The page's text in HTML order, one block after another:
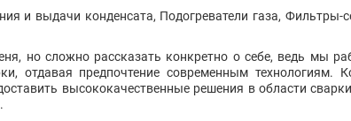
и выдачи конденсата, Подогреватели газа,
но сложно рассказать конкретно о себе, ведь мы
отдавая предпочтение современным
высококачественные решения в области